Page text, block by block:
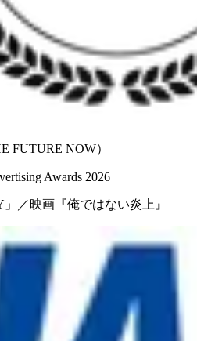
FUTURE NOW）
Awards 2026
／映画『俺ではない炎上』